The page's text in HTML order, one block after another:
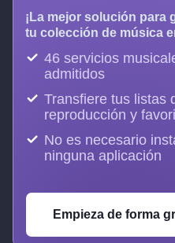
¡La mejor solución para
tu colección de música
46 servicios
admitidos
Transfiere tus listas
reproducción y
No es necesario
ninguna aplicación
Empieza de forma